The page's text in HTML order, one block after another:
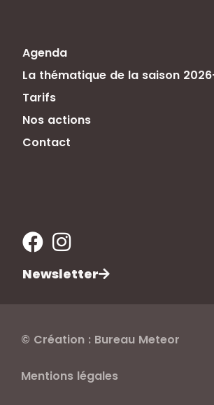
Agenda
La thématique de la saison
Tarifs
Nos actions
Contact
Newsletter
© Création : Bureau Meteor
Mentions légales